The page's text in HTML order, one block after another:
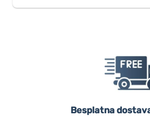
Besplatna